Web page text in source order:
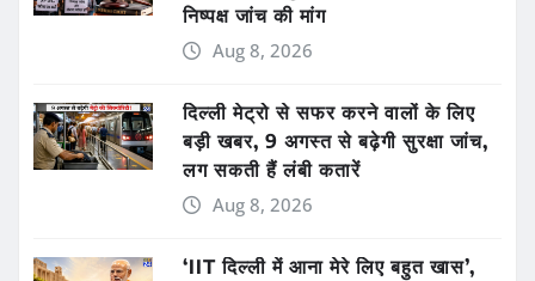
निष्पक्ष जांच की मांग
Aug 8, 2026
दिल्ली मेट्रो से सफर करने वालों के लिए
बड़ी खबर, 9 अगस्त से बढ़ेगी सुरक्षा जांच,
लग सकती हैं लंबी कतारें
Aug 8, 2026
‘IIT दिल्ली में आना मेरे लिए बहुत खास’,